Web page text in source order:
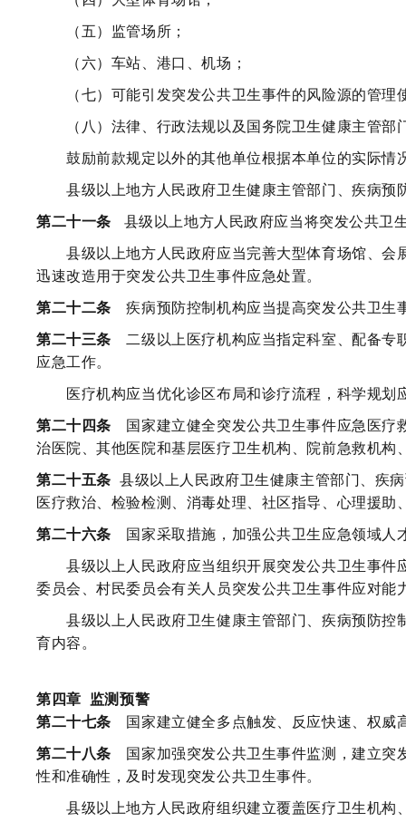
（五）监管场所；
（六）车站、港口、机场；
（七）可能引发突发公共卫生事件的风险源的管理
（八）法律、行政法规以及国务院卫生健康主管部
鼓励前款规定以外的其他单位根据本单位的实际情
县级以上地方人民政府卫生健康主管部门、疾病预
第二十一条 县级以上地方人民政府应当将突发公共卫
县级以上地方人民政府应当完善大型体育场馆、会
迅速改造用于突发公共卫生事件应急处置。
第二十二条 疾病预防控制机构应当提高突发公共卫生
第二十三条 二级以上医疗机构应当指定科室、配备专
应急工作。
医疗机构应当优化诊区布局和诊疗流程，科学规划
第二十四条 国家建立健全突发公共卫生事件应急医疗
治医院、其他医院和基层医疗卫生机构、院前急救机
第二十五条县级以上人民政府卫生健康主管部门、疾
医疗救治、检验检测、消毒处理、社区指导、心理援
第二十六条 国家采取措施，加强公共卫生应急领域人
县级以上人民政府应当组织开展突发公共卫生事件
委员会、村民委员会有关人员突发公共卫生事件应对能
县级以上人民政府卫生健康主管部门、疾病预防控
育内容。
第四章 监测预警
第二十七条 国家建立健全多点触发、反应快速、权威
第二十八条 国家加强突发公共卫生事件监测，建立突
性和准确性，及时发现突发公共卫生事件。
县级以上地方人民政府组织建立覆盖医疗卫生机构